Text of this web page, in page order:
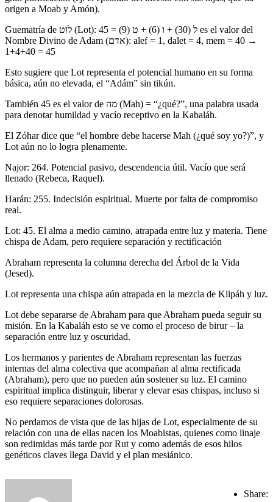
origen a Moab y Amón).
Guematría de לוט (Lot): ל (30) + ו (6) + ט (9) = 45 es el valor del
Nombre Divino de Adam (אדם): alef = 1, dalet = 4, mem = 40 →
1+4+40 = 45
Esto sugiere que Lot representa el potencial humano en su forma
básica, aún no elevada, el “Adám” sin tikún.
También 45 es el valor de מה (Mah) = “¿qué?”, una palabra usada
para denotar humildad y vacío receptivo en la Kabaláh.
El Zóhar dice que “el hombre debe hacerse Mah (¿qué soy yo?)”, y
Lot aún no lo logra plenamente.
Najor: 264. Potencial pasivo, descendencia útil. Vacío que será
llenado (Rebeca, Raquel).
Harán: 255. Indecisión espiritual. Muerte por falta de compromiso
real.
Lot: 45. El alma a medio camino, atrapada entre luz y materia. Tiene
chispa de Adam, pero requiere separación y rectificación
Abraham representa la columna derecha del Árbol de la Vida
(Jesed).
Lot representa una chispa aún atrapada en la mezcla de Klipáh y luz.
Lot debe separarse de Abraham para que Abraham pueda seguir su
misión. En la Kabaláh esto se ve como el proceso de birur – la
separación entre luz y oscuridad.
Los hermanos y parientes de Abraham representan las fuerzas
internas del alma colectiva que acompañan al alma rectificada
(Abraham), pero que no pueden aún sostener su luz. El camino
espiritual implica distinguir, liberar y elevar esas chispas, incluso si
eso requiere separaciones dolorosas.
No perdamos de vista que de las hijas de Lot, especialmente de su
relación con una de ellas nacen los Moabistas, quienes como linaje
son redimidas más tarde por Rut y como además de esos hilos
genéticos claves llega David y el plan mesiánico.
Share: